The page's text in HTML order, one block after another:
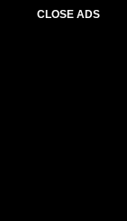
CLOSE ADS